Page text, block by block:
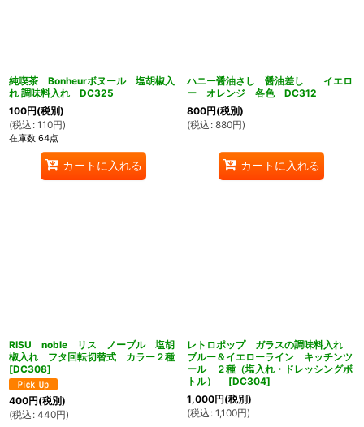
純喫茶 Bonheurボヌール 塩胡椒入
れ 調味料入れ DC325
100円(税別)
(税込 : 110円)
在庫数 64点
カートに入れる
ハニー醤油さし 醤油差し イエロ
ー オレンジ 各色 DC312
800円(税別)
(税込 : 880円)
カートに入れる
RISU noble リス ノーブル 塩胡
椒入れ フタ回転切替式 カラー２種
[DC308]
400円(税別)
(税込 : 440円)
レトロポップ ガラスの調味料入れ
ブルー＆イエローライン キッチンツ
ール ２種（塩入れ・ドレッシングボ
トル）
[DC304]
1,000円(税別)
(税込 : 1,100円)